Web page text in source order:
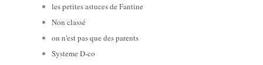
les petites astuces de Fantine
Non classé
on n'est pas que des parents
Systeme D-co